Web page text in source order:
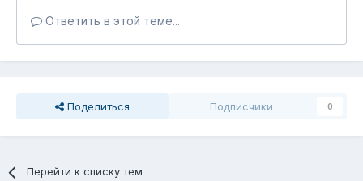
Ответить в этой теме...
Поделиться Подписчики 0
Перейти к списку тем